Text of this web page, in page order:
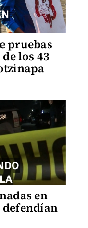
pruebas
los 43
en